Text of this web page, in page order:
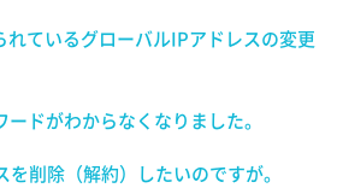
れているグローバルIPアドレスの変更
ードがわからなくなりました。
削除（解約）したいのですが。